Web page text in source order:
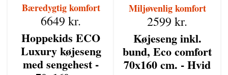
Bæredygtig komfort
Hoppekids ECO
Luxury køjeseng
med sengehest -
6649 kr.
Miljøvenlig komfort
Køjeseng inkl.
bund, Eco comfort
70x160 cm. - Hvid
2599 kr.